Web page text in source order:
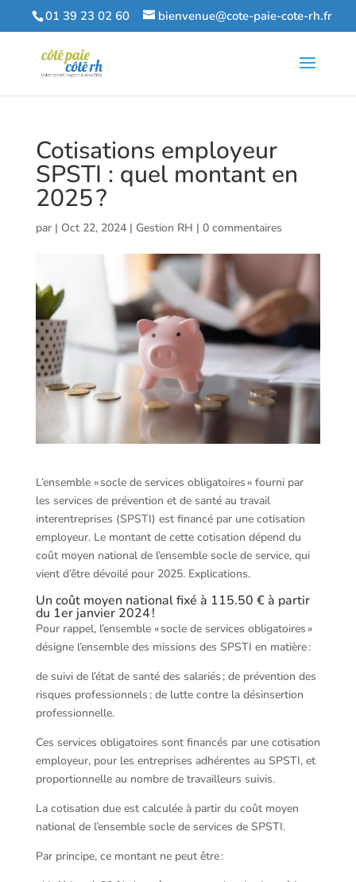
01 39 23 02 60 bienvenue@cote-paie-cote-rh.fr
Cotisations employeur
SPSTI : quel montant en
2025 ?
par | Oct 22, 2024| Gestion RH | 0 commentaires
L’ensemble « socle de services obligatoires » fourni par
les services de prévention et de santé au travail
interentreprises (SPSTI) est financé par une cotisation
employeur. Le montant de cette cotisation dépend du
coût moyen national de l’ensemble socle de service, qui
vient d’être dévoilé pour 2025. Explications.
Un coût moyen national fixé à 115.50 € à partir
du 1er janvier 2024 !
Pour rappel, l’ensemble « socle de services obligatoires »
désigne l’ensemble des missions des SPSTI en matière :
de suivi de l’état de santé des salariés ; de prévention des
risques professionnels ; de lutte contre la désinsertion
professionnelle.
Ces services obligatoires sont financés par une cotisation
employeur, pour les entreprises adhérentes au SPSTI, et
proportionnelle au nombre de travailleurs suivis.
La cotisation due est calculée à partir du coût moyen
national de l’ensemble socle de services de SPSTI.
Par principe, ce montant ne peut être :